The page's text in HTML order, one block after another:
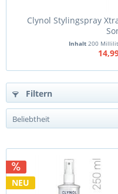
Clynol Stylingspray
Inhalt 200
Filtern
NEU